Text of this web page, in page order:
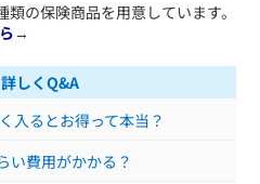
の保険商品を用意しています。
→
しくQ&A
入るとお得って本当？
い費用がかかる？